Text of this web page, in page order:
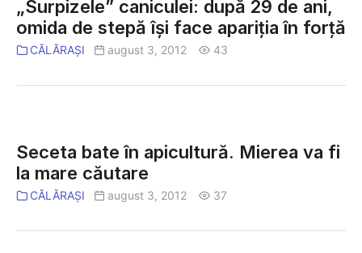
caniculei:
după
29
ani,
stepă
îşi
face
apariţia
„Surpizele” caniculei: după 29 de ani,
omida de stepă îşi face apariţia în forţă
CĂLĂRAȘI august 3, 2012 43
bate
în
apicultură.
va
Seceta bate în apicultură. Mierea va fi
la mare căutare
CĂLĂRAȘI august 3, 2012 37